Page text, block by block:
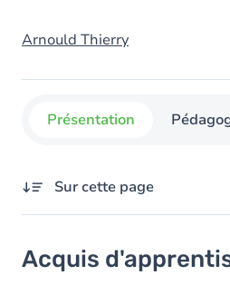
Arnould Thierry
Présentation
Sur cette page
Objectifs
Acquis